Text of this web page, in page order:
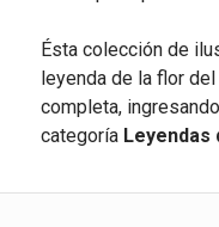
Ésta colección de
leyenda de la flor
completa,
categoría Leyendas